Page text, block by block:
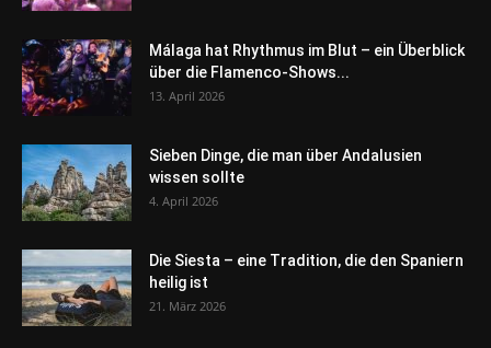
Málaga hat Rhythmus im Blut – ein Überblick
über die Flamenco-Shows...
13. April 2026
Sieben Dinge, die man über Andalusien
wissen sollte
4. April 2026
Die Siesta – eine Tradition, die den Spaniern
heilig ist
21. März 2026